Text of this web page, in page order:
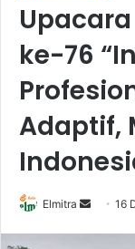
ke-76
Adaptif,
Elmitra
Send16